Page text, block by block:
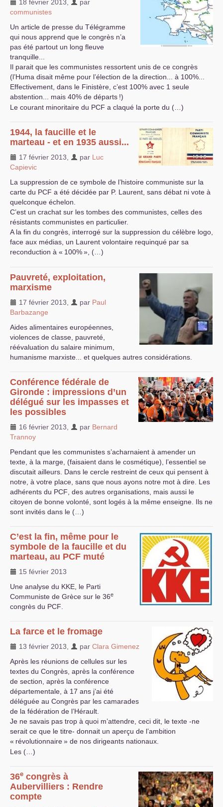
18 février 2013
par
communistes
Un article de presse du Télégramme
qui nous apprend que le congrès n’a
pas été partout un long fleuve
tranquille...
Il parait que les communistes ressortent unis de ce congrès
(l’Huma disait même pour l’élection de la direction... à 100%...
Effectivement, dans le Finistère, c’est 100% avec 1 seule
abstention... mais 40% de départs !)
Le courant minoritaire du PCF a claqué la porte du (…)
1944, la faucille et le
marteau - et en 1935 aussi...
17 février 2013 par Luc
Capievic
La suppression de ce symbole de l’histoire communiste sur la
carte du PCF a été décidée par P. Laurent, sans débat ni vote à
quelconque échelon.
C’est un crachat sur les tombes des communistes, celles des
résistants communistes en particulier.
A la fin du congrès, interrogé sur la suppression du célèbre logo,
face aux médias, un Laurent volontaire requinqué par sa
reconduction à « 100%», (…)
Pauvreté, exploitation,
marxisme
17 février 2013 par Paul
Barbazange
Aides alimentaires européennes,
violences de classe, pauvreté,
réévaluation du salaire minimum,
humanisme marxiste... et quelques autres considérations.
Conférence fédérale de
Gironde : impressions d’un
délégué sur les impasses et
les possibles
16 février 2013 par Bernard
Trannoy
Pendant que les communistes s’acharnaient à amender un
texte, à la marge, (faisaient dans le cosmétique), l’essentiel se
discutait ailleurs. Dans le cercle restreint de ceux qui pensent à
notre, à votre place, sans que nous ayons notre mot à dire. Les
adhérents du PCF , des autres organisations, mais aussi le
citoyen de bonne volonté, sont logés à la même enseigne. Ils ne
sont invités dans le (…)
C’est la fin, même pour le
symbole de la faucille et du
marteau, au PCF muté
15 février 2013
Une analyse du KKE , le Parti
Communiste de Grèce sur le 36e
congrès du PCF
La farce et le fromage
13 février 2013 par Clara Gimenez
Après les réunions de cellules sur les
textes du Congrès, après la conférence
de section, après la conférence
départementale, à 17 ans j’ai été
déléguée au Congrès par les camarades
de la fédération de l’Hérault.
Je ne savais pas trop à quoi m’attendre, ceci dit, le texte -ne
serait ce que le titre- donnait un aperçu de l’ambition
« révolutionnaire» de nos dirigeants nationaux.
Les (…)
36e congrès à
Aubervilliers : Rendre
compte